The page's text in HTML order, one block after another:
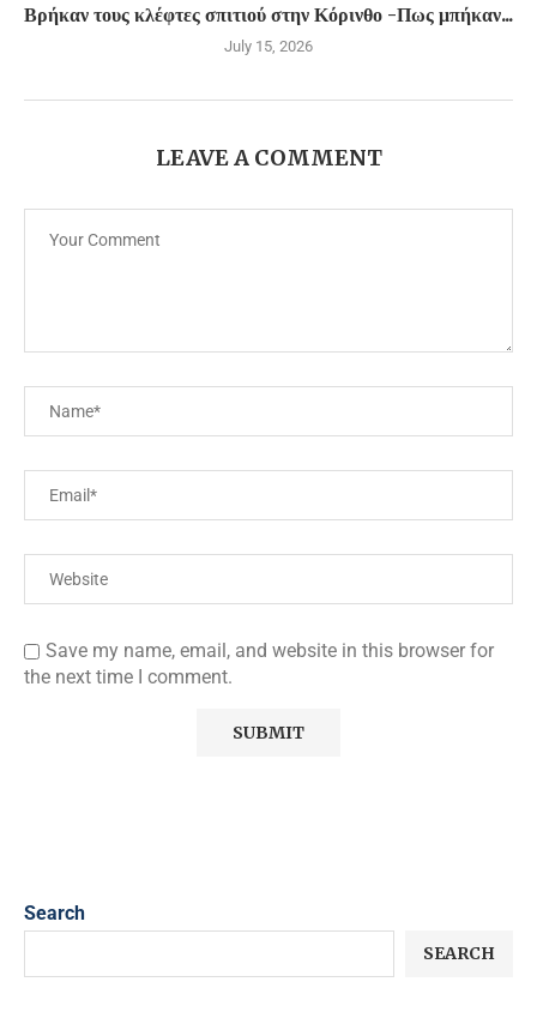
Βρήκαν τους κλέφτες σπιτιού στην Κόρινθο -Πως μπήκαν...
July 15, 2026
LEAVE A COMMENT
Save my name, email, and website in this browser for
the next time I comment.
Search
SEARCH